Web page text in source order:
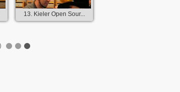
13. Kieler Open Sour...